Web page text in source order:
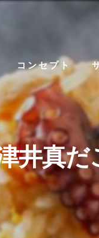
コンセプト
井真だ